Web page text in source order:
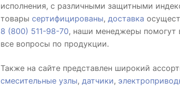
исполнения, с различными защитными
товары сертифицированы, доставка
8 (800) 511-98-70, наши менеджеры помогут
все вопросы по продукции.
Также на сайте представлен широкий
смесительные узлы, датчики,